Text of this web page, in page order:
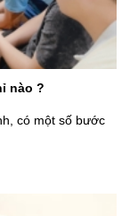
nào ?
có một số bước